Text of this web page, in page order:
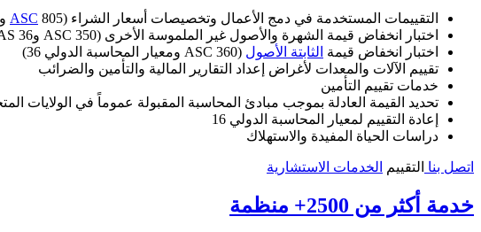
التقييمات المستخدمة في دمج الأعمال وتخصيصات أسعار الشراء ( ASC 805 والمعيار الدولي لإعداد التقارير المالية 3)
اختبار انخفاض قيمة الشهرة والأصول غير الملموسة الأخرى (ASC 350 وIAS 36)
اختبار انخفاض قيمة الثابتة الأصول (ASC 360 ومعيار المحاسبة الدولي 36)
تقييم الآلات والمعدات لأغراض إعداد التقارير المالية والتأمين والضرائب
خدمات تقييم التأمين
تحديد القيمة العادلة بموجب مبادئ المحاسبة المقبولة عموماً في الولايات
إعادة التقييم لمعيار المحاسبة الدولي 16
دراسات الحياة المفيدة والاستهلاك
اتصل بنا التقييم الخدمات الاستشارية
خدمة أكثر من 2500+ منظمة